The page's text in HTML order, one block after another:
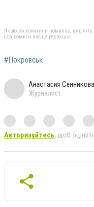
Якщо ви помітили помилку, виділіть
повідомити про це редакцію
#Покровськ
Анастасия Сенникова
Журналист
Авторизуйтесь, щоб